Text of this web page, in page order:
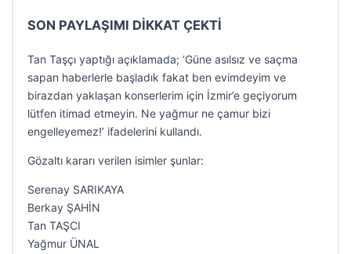
SON PAYLAŞIMI DİKKAT ÇEKTİ
Tan Taşçı yaptığı açıklamada; ‘Güne asılsız ve saçma
sapan haberlerle başladık fakat ben evimdeyim ve
birazdan yaklaşan konserlerim için İzmir’e geçiyorum
lütfen itimad etmeyin. Ne yağmur ne çamur bizi
engelleyemez!’ ifadelerini kullandı.
Gözaltı kararı verilen isimler şunlar:
Serenay SARIKAYA
Berkay ŞAHİN
Tan TAŞCI
Yağmur ÜNAL